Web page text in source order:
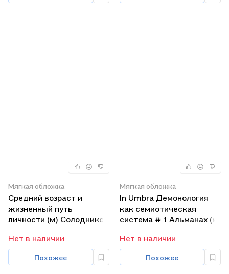
Мягкая обложка
Средний возраст и
жизненный путь
личности (м) Солодников
Нет в наличии
Похожее
Мягкая обложка
In Umbra Демонология
как семиотическая
система # 1 Альманах (м)
Нет в наличии
Похожее